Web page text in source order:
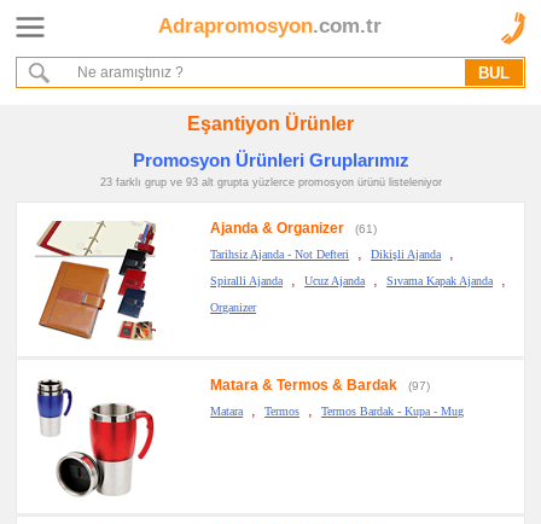
Adrapromosyon.com.tr
Eşantiyon Ürünler
Promosyon Ürünleri Gruplarımız
23 farklı grup ve 93 alt grupta yüzlerce promosyon ürünü listeleniyor
Ajanda & Organizer
(61)
Tarihsiz Ajanda - Not Defteri
, Dikişli Ajanda ,
Spiralli Ajanda , Ucuz Ajanda , Sıvama Kapak Ajanda ,
Organizer
Matara & Termos & Bardak
(97)
Matara
, Termos , Termos Bardak - Kupa - Mug
Ana Sayfa
Hakkımızda
Ürünleri
promosyon
Ajanda
&
Organizer
Termos
&
Bardak
promosyon
Geri
Dönüşümlü